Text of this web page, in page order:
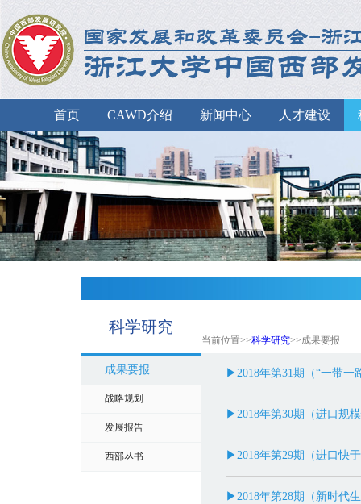
首页 CAWD介绍 新闻中心 人才建设
科学研究
当前位置>>科学研究>>成果要报
成果要报
战略规划
发展报告
西部丛书
▶2018年第31期（“一带一
▶2018年第30期（进口规
▶2018年第29期（进口快
▶2018年第28期（新时代